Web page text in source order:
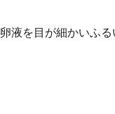
卵液を目が細かいふる